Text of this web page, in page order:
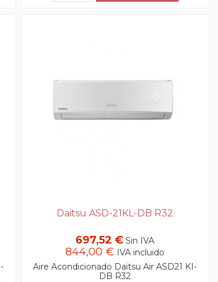
Daitsu ASD-21KL-DB R32
697,52 € Sin IVA
844,00 € IVA incluido
Aire Acondicionado Daitsu Air ASD21 KI-
DB R32